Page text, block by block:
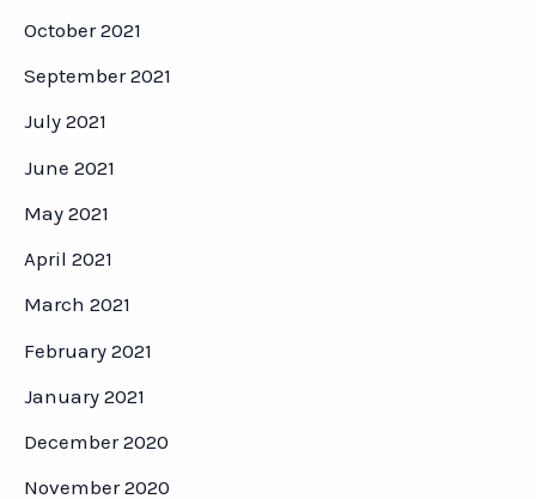
October 2021
September 2021
July 2021
June 2021
May 2021
April 2021
March 2021
February 2021
January 2021
December 2020
November 2020